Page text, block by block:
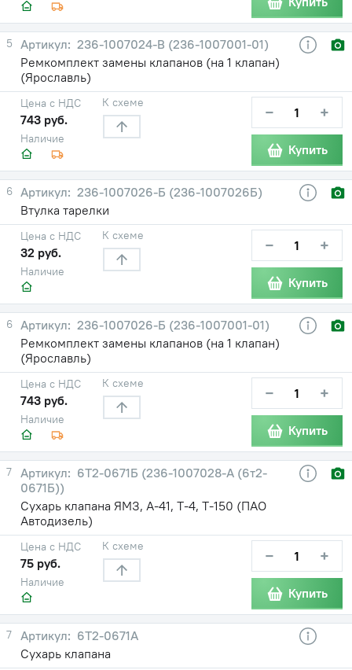
5
236-1007024-В (236-1007001-01)
Ремкомплект замены клапанов (на 1 клапан)
(Ярославль)
Наличие
Цена с НДС
743 руб.
К схеме − +
Купить
6
236-1007026-Б (236-1007026Б)
Втулка тарелки
Наличие
Цена с НДС
32 руб.
К схеме − +
Купить
6
236-1007026-Б (236-1007001-01)
Ремкомплект замены клапанов (на 1 клапан)
(Ярославль)
Наличие
Цена с НДС
743 руб.
К схеме − +
Купить
7
6Т2-0671Б (236-1007028-А (6т2-
0671Б))
Сухарь клапана ЯМЗ, А-41, Т-4, Т-150 (ПАО
Автодизель)
Наличие
Цена с НДС
75 руб.
К схеме − +
Купить
7
6Т2-0671А
Сухарь клапана